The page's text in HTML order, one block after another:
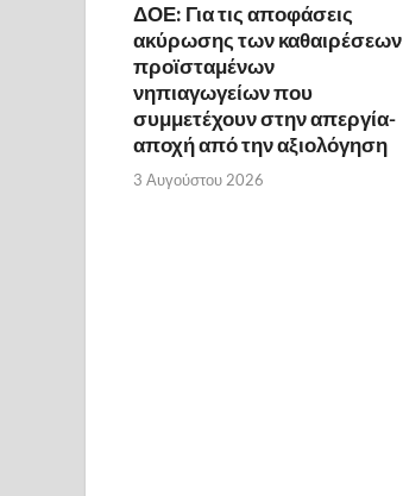
ΔΟΕ: Για τις αποφάσεις
ακύρωσης των καθαιρέσεων
προϊσταμένων
νηπιαγωγείων που
συμμετέχουν στην απεργία-
αποχή από την αξιολόγηση
3 Αυγούστου 2026